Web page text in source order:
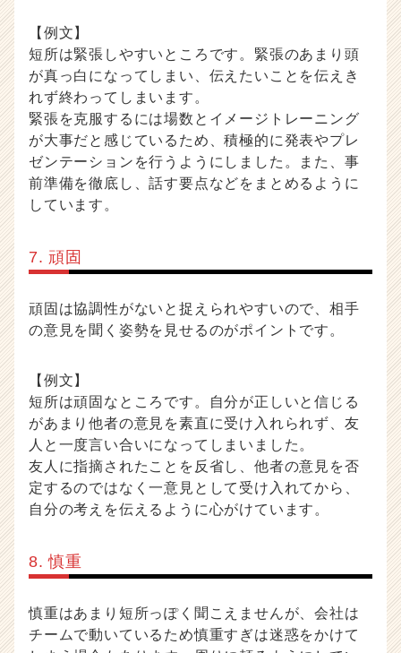
【例文】
短所は緊張しやすいところです。緊張のあまり頭
が真っ白になってしまい、伝えたいことを伝えき
れず終わってしまいます。
緊張を克服するには場数とイメージトレーニング
が大事だと感じているため、積極的に発表やプレ
ゼンテーションを行うようにしました。また、事
前準備を徹底し、話す要点などをまとめるように
しています。
7. 頑固
頑固は協調性がないと捉えられやすいので、相手
の意見を聞く姿勢を見せるのがポイントです。
【例文】
短所は頑固なところです。自分が正しいと信じる
があまり他者の意見を素直に受け入れられず、友
人と一度言い合いになってしまいました。
友人に指摘されたことを反省し、他者の意見を否
定するのではなく一意見として受け入れてから、
自分の考えを伝えるように心がけています。
8. 慎重
慎重はあまり短所っぽく聞こえませんが、会社は
チームで動いているため慎重すぎは迷惑をかけて